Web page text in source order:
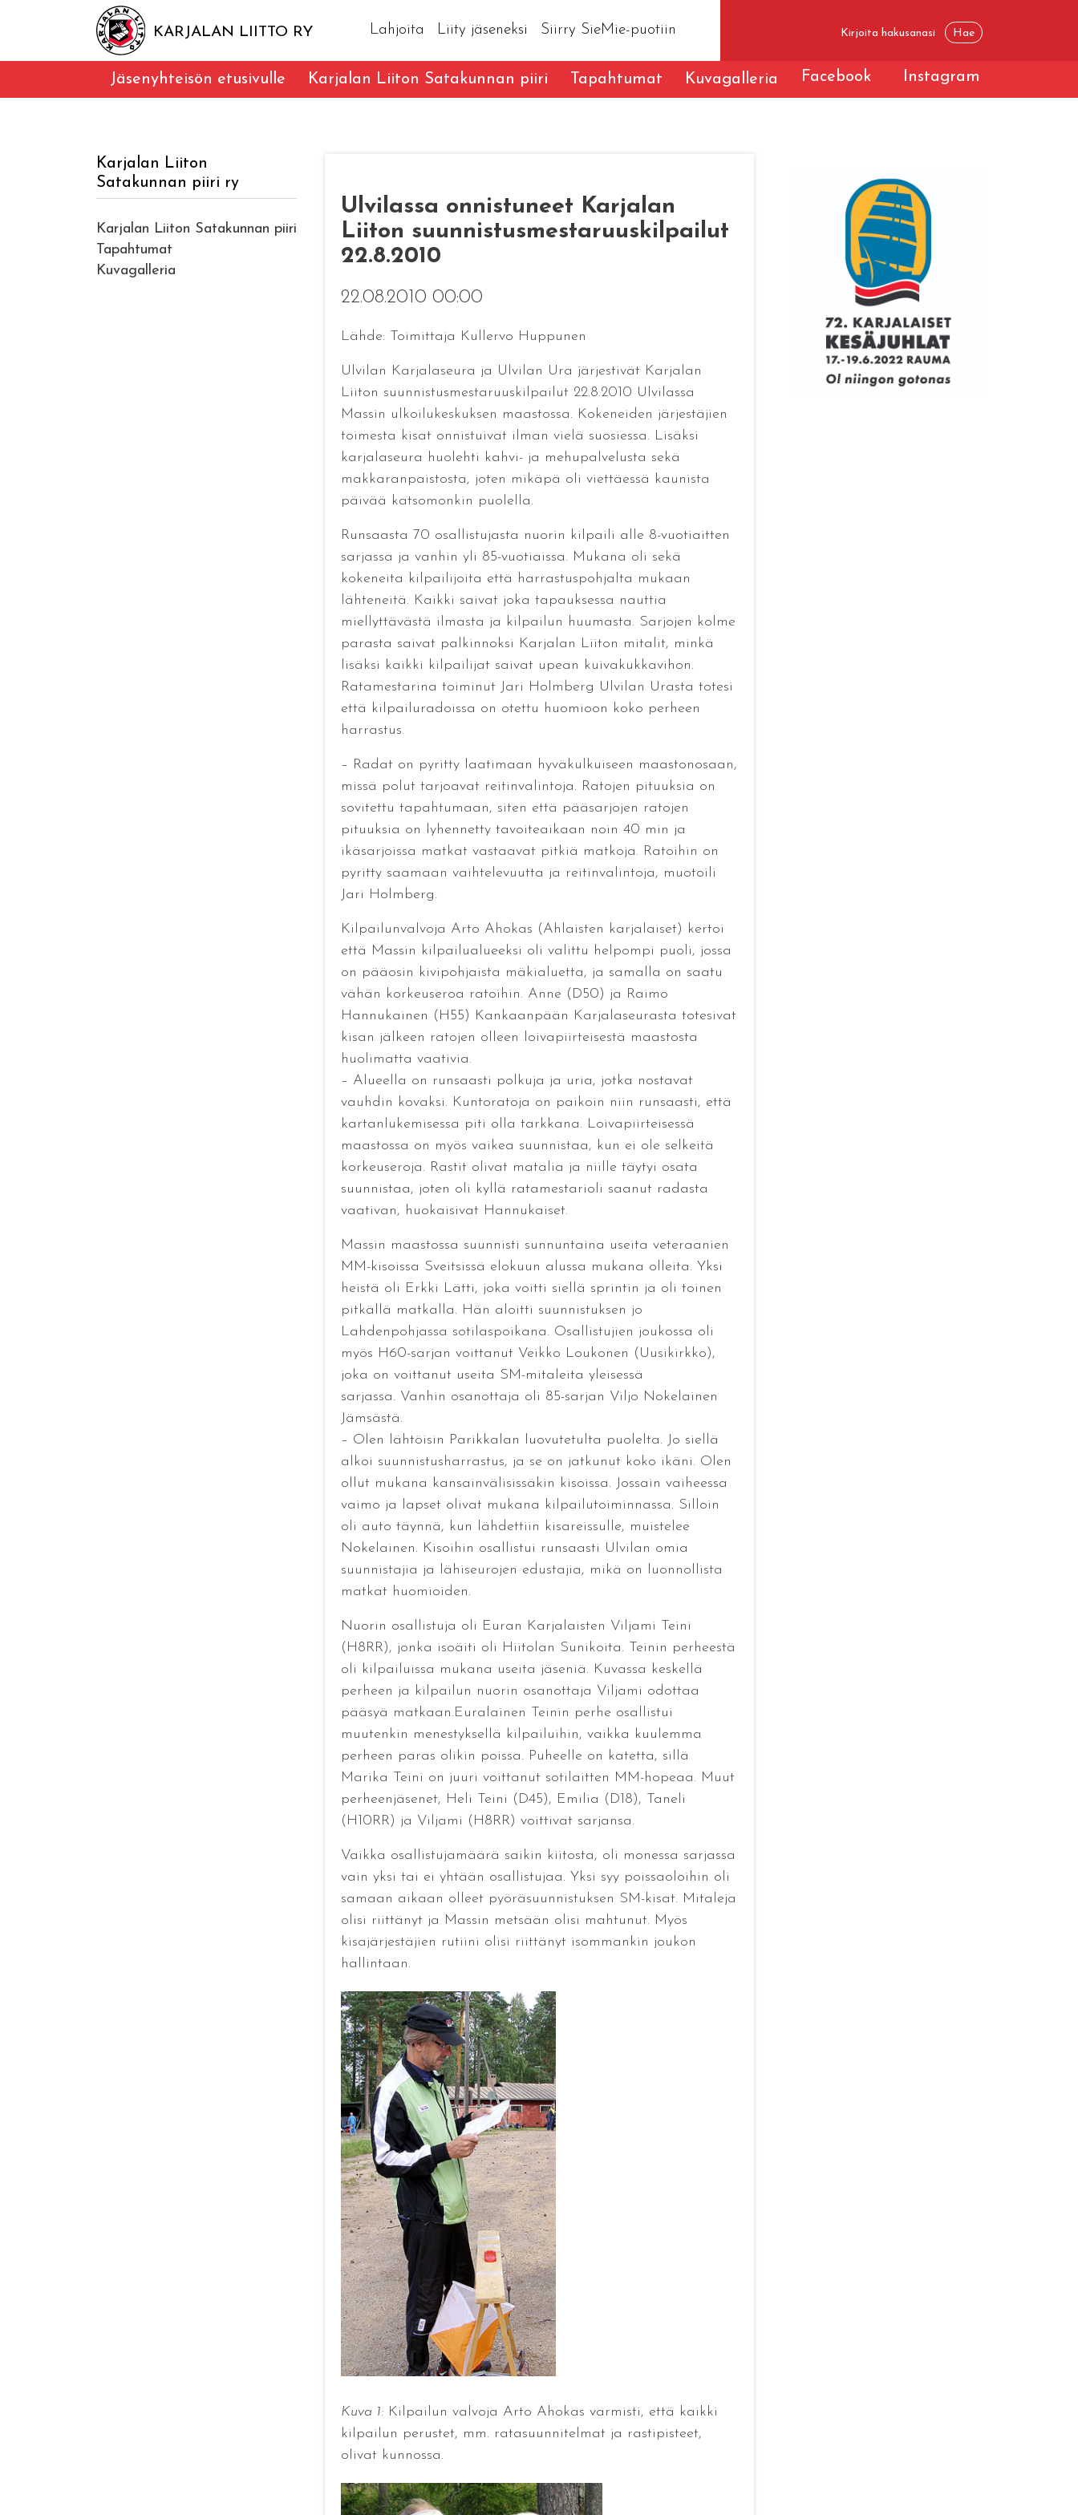
KARJALAN LIITTO RY Lahjoita Liity jäseneksi Siirry SieMie-puotiin
Jäsenyhteisön etusivulle Karjalan Liiton Satakunnan piiri Tapahtumat Kuvagalleria Facebook Instagram
Karjalan Liiton
Satakunnan piiri ry
Karjalan Liiton Satakunnan piiri
Tapahtumat
Kuvagalleria
Ulvilassa onnistuneet Karjalan
Liiton suunnistusmestaruuskilpailut
22.8.2010
22.08.2010 00:00
Lähde: Toimittaja Kullervo Huppunen
Ulvilan Karjalaseura ja Ulvilan Ura järjestivät Karjalan
Liiton suunnistusmestaruuskilpailut 22.8.2010 Ulvilassa
Massin ulkoilukeskuksen maastossa. Kokeneiden järjestäjien
toimesta kisat onnistuivat ilman vielä suosiessa. Lisäksi
karjalaseura huolehti kahvi- ja mehupalvelusta sekä
makkaranpaistosta, joten mikäpä oli viettäessä kaunista
päivää katsomonkin puolella.
Runsaasta 70 osallistujasta nuorin kilpaili alle 8-vuotiaitten
sarjassa ja vanhin yli 85-vuotiaissa. Mukana oli sekä
kokeneita kilpailijoita että harrastuspohjalta mukaan
lähteneitä. Kaikki saivat joka tapauksessa nauttia
miellyttävästä ilmasta ja kilpailun huumasta. Sarjojen kolme
parasta saivat palkinnoksi Karjalan Liiton mitalit, minkä
lisäksi kaikki kilpailijat saivat upean kuivakukkavihon.
Ratamestarina toiminut Jari Holmberg Ulvilan Urasta totesi
että kilpailuradoissa on otettu huomioon koko perheen
harrastus.
– Radat on pyritty laatimaan hyväkulkuiseen maastonosaan,
missä polut tarjoavat reitinvalintoja. Ratojen pituuksia on
sovitettu tapahtumaan, siten että pääsarjojen ratojen
pituuksia on lyhennetty tavoiteaikaan noin 40 min ja
ikäsarjoissa matkat vastaavat pitkiä matkoja. Ratoihin on
pyritty saamaan vaihtelevuutta ja reitinvalintoja, muotoili
Jari Holmberg.
Kilpailunvalvoja Arto Ahokas (Ahlaisten karjalaiset) kertoi
että Massin kilpailualueeksi oli valittu helpompi puoli, jossa
on pääosin kivipohjaista mäkialuetta, ja samalla on saatu
vähän korkeuseroa ratoihin. Anne (D50) ja Raimo
Hannukainen (H55) Kankaanpään Karjalaseurasta totesivat
kisan jälkeen ratojen olleen loivapiirteisestä maastosta
huolimatta vaativia.
– Alueella on runsaasti polkuja ja uria, jotka nostavat
vauhdin kovaksi. Kuntoratoja on paikoin niin runsaasti, että
kartanlukemisessa piti olla tarkkana. Loivapiirteisessä
maastossa on myös vaikea suunnistaa, kun ei ole selkeitä
korkeuseroja. Rastit olivat matalia ja niille täytyi osata
suunnistaa, joten oli kyllä ratamestarioli saanut radasta
vaativan, huokaisivat Hannukaiset.
Massin maastossa suunnisti sunnuntaina useita veteraanien
MM-kisoissa Sveitsissä elokuun alussa mukana olleita. Yksi
heistä oli Erkki Lätti, joka voitti siellä sprintin ja oli toinen
pitkällä matkalla. Hän aloitti suunnistuksen jo
Lahdenpohjassa sotilaspoikana. Osallistujien joukossa oli
myös H60-sarjan voittanut Veikko Loukonen (Uusikirkko),
joka on voittanut useita SM-mitaleita yleisessä
sarjassa. Vanhin osanottaja oli 85-sarjan Viljo Nokelainen
Jämsästä.
– Olen lähtöisin Parikkalan luovutetulta puolelta. Jo siellä
alkoi suunnistusharrastus, ja se on jatkunut koko ikäni. Olen
ollut mukana kansainvälisissäkin kisoissa. Jossain vaiheessa
vaimo ja lapset olivat mukana kilpailutoiminnassa. Silloin
oli auto täynnä, kun lähdettiin kisareissulle, muistelee
Nokelainen. Kisoihin osallistui runsaasti Ulvilan omia
suunnistajia ja lähiseurojen edustajia, mikä on luonnollista
matkat huomioiden.
Nuorin osallistuja oli Euran Karjalaisten Viljami Teini
(H8RR), jonka isoäiti oli Hiitolan Sunikoita. Teinin perheestä
oli kilpailuissa mukana useita jäseniä. Kuvassa keskellä
perheen ja kilpailun nuorin osanottaja Viljami odottaa
pääsyä matkaan.Euralainen Teinin perhe osallistui
muutenkin menestyksellä kilpailuihin, vaikka kuulemma
perheen paras olikin poissa. Puheelle on katetta, sillä
Marika Teini on juuri voittanut sotilaitten MM-hopeaa. Muut
perheenjäsenet, Heli Teini (D45), Emilia (D18), Taneli
(H10RR) ja Viljami (H8RR) voittivat sarjansa.
Vaikka osallistujamäärä saikin kiitosta, oli monessa sarjassa
vain yksi tai ei yhtään osallistujaa. Yksi syy poissaoloihin oli
samaan aikaan olleet pyöräsuunnistuksen SM-kisat. Mitaleja
olisi riittänyt ja Massin metsään olisi mahtunut. Myös
kisajärjestäjien rutiini olisi riittänyt isommankin joukon
hallintaan.
Kuva 1:Kilpailun valvoja Arto Ahokas varmisti, että kaikki
kilpailun perustet, mm. ratasuunnitelmat ja rastipisteet,
olivat kunnossa.